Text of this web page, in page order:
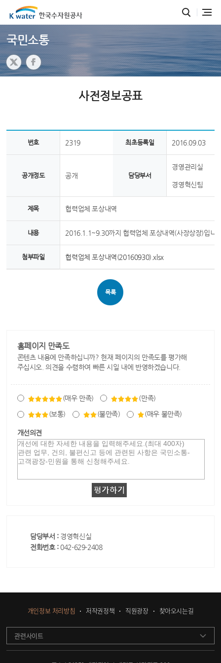
국민소통
사전정보공표
번호 2319 최초등록일 2016.09.03
공개정도 공개 담당부서
경영관리실
경영혁신팀
제목 협력업체 포상내역
내용 2016.1.1~9.30까지 협력업체 포상내역(사장상장)입니
첨부파일 협력업체 포상내역(20160930).xlsx
목록
홈페이지 만족도
콘텐츠 내용에 만족하십니까? 현재 페이지의 만족도를 평가해
주십시오. 의견을 수렴하여 빠른 시일 내에 반영하겠습니다.
(매우 만족) (만족)
(보통) (불만족) (매우 불만족)
개선의견
담당부서 : 경영혁신실
전화번호 : 042-629-2408
개인정보 처리방침 저작권정책 직원광장 찾아오시는길
관련사이트